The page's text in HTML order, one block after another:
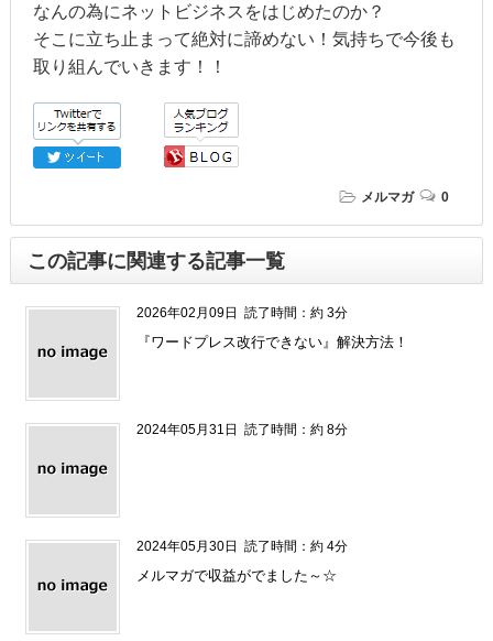
なんの為にネットビジネスをはじめたのか？
そこに立ち止まって絶対に諦めない！気持ちで今後も
取り組んでいきます！！
メルマガ 0
この記事に関連する記事一覧
2026年02月09日 読了時間：約 3分
『ワードプレス改行できない』解決方法！
2024年05月31日 読了時間：約 8分
2024年05月30日 読了時間：約 4分
メルマガで収益がでました～☆